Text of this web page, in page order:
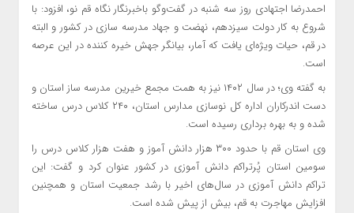
احمدرضا اجتهادی روز سه شنبه در گفت‌وگو باخبرنگار نگاه قم نو، افزود: با
شروع به کار دولت سیزدهم، نهضت و جهاد مدرسه سازی در کشور و البته
در قم، حیات ویژه‌ای یافت که آمار، بیانگر جهش خیره کننده در این عرصه
است.
به گفته وی؛ در سال ۱۴۰۲ نیز به همت مجمع خیرین مدرسه ساز استان و
دست اندرکاران اداره کل نوسازی مدارس استان، ۲۴۰ کلاس درس ساخته
شده و به بهره برداری رسیده است.
وی استان قم با حدود ۳۰۰ هزار دانش آموز و هفت هزار کلاس درس را
سومین استان پُرتراکم دانش آموزی در کشور عنوان کرد و گفت: این
تراکم دانش آموزی در سال‌های اخیر با رشد جمعیت استان و همچنین
افزایش مهاجرت به قم، بیش از پیش شده است.